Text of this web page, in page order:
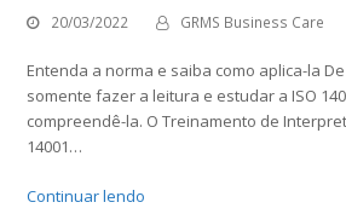
20/03/2022 GRMS Business Care
Entenda a norma e saiba como aplica-la
somente fazer a leitura e estudar a ISO
compreendê-la. O Treinamento de
14001…
Continuar lendo